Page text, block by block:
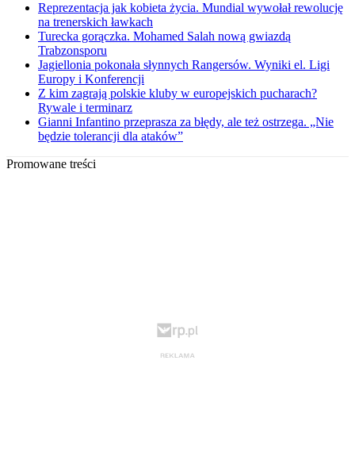
Reprezentacja jak kobieta życia. Mundial wywołał rewolucję
na trenerskich ławkach
Turecka gorączka. Mohamed Salah nową gwiazdą
Trabzonsporu
Jagiellonia pokonała słynnych Rangersów. Wyniki el. Ligi
Europy i Konferencji
Z kim zagrają polskie kluby w europejskich pucharach?
Rywale i terminarz
Gianni Infantino przeprasza za błędy, ale też ostrzega. „Nie
będzie tolerancji dla ataków”
Promowane treści